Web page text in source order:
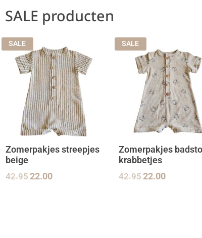
SALE producten
SALE
Zomerpakjes streepjes
beige
42.9522.00
SALE
Zomerpakjes
krabbetjes
42.9522.00